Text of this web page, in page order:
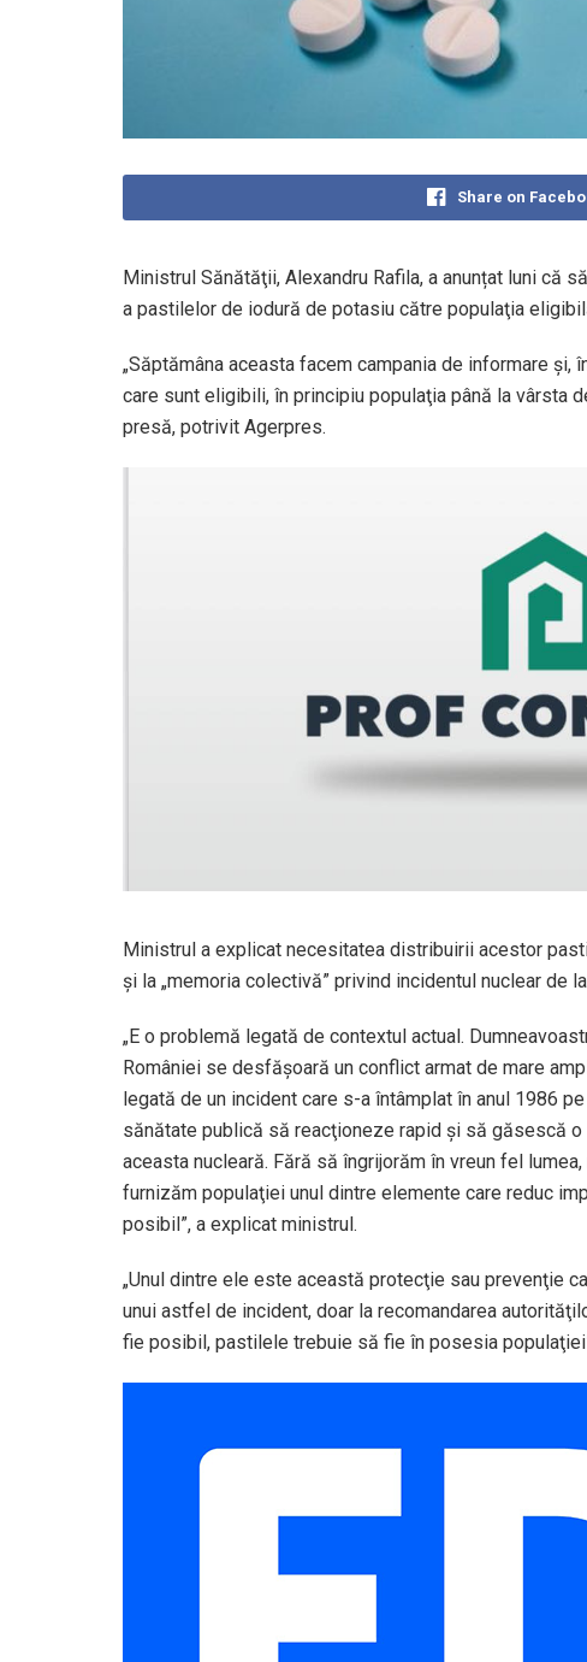
Share on
Ministrul Sănătăţii, Alexandru Rafila, a anunțat luni că
a pastilelor de iodură de potasiu către populaţia
„Săptămâna aceasta facem campania de informare
care sunt eligibili, în principiu populaţia până la vârsta
presă, potrivit Agerpres.
Ministrul a explicat necesitatea distribuirii acestor
şi la „memoria colectivă” privind incidentul nuclear de
„E o problemă legată de contextul actual.
României se desfăşoară un conflict armat de mare
legată de un incident care s-a întâmplat în anul 1986
sănătate publică să reacţioneze rapid şi să găsescă
aceasta nucleară. Fără să îngrijorăm în vreun fel
furnizăm populaţiei unul dintre elemente care reduc
posibil”, a explicat ministrul.
„Unul dintre ele este această protecţie sau prevenţie
unui astfel de incident, doar la recomandarea
fie posibil, pastilele trebuie să fie în posesia